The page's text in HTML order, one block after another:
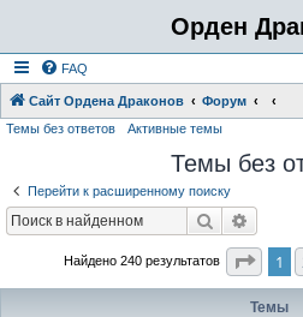
Орден
FAQ
Сайт Ордена Драконов Форум
Темы без ответов Активные темы
Темы без
Перейти к расширенному поиску
Поиск
Найдено 240 результатов 1
Темы